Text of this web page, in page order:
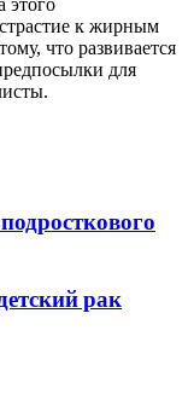
к жирным
что развивается
для
рак